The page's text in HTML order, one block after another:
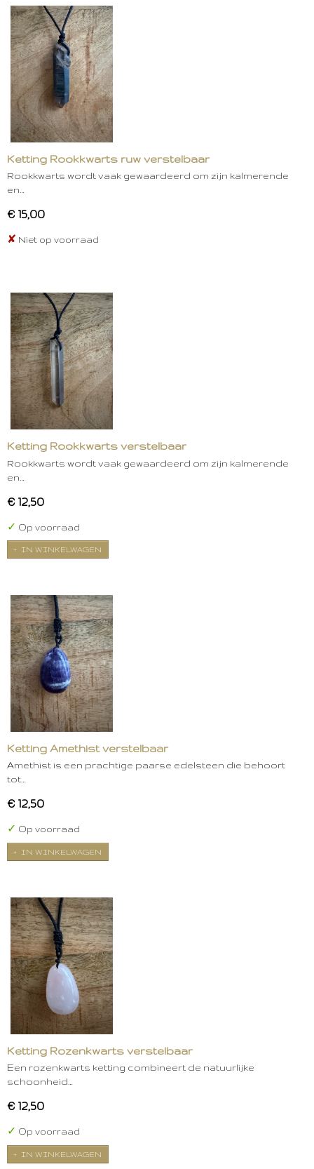
Ketting Rookkwarts ruw verstelbaar
Rookkwarts wordt vaak gewaardeerd om zijn kalmerende
en…
€ 15,00
✘ Niet op voorraad
Ketting Rookkwarts verstelbaar
Rookkwarts wordt vaak gewaardeerd om zijn kalmerende
en…
€ 12,50
✓ Op voorraad
IN WINKELWAGEN
Ketting Amethist verstelbaar
Amethist is een prachtige paarse edelsteen die behoort
tot…
€ 12,50
✓ Op voorraad
IN WINKELWAGEN
Ketting Rozenkwarts verstelbaar
Een rozenkwarts ketting combineert de natuurlijke
schoonheid…
€ 12,50
✓ Op voorraad
IN WINKELWAGEN